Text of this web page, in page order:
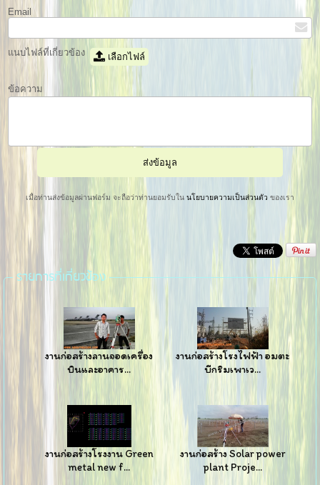
Email
แนบไฟล์ที่เกี่ยวข้อง เลือกไฟล์
ข้อความ
เมื่อท่านส่งข้อมูลผ่านฟอร์ม จะถือว่าท่านยอมรับในนโยบายความเป็นส่วนตัว ของเรา
รายการที่เกี่ยวข้อง
งานก่อสร้างลานจอดเครื่อง
บินและอาคาร...
งานก่อสร้างโรงไฟฟ้า อมตะ
บีกริมเพาเว...
งานก่อสร้างโรงงาน Green
metal new f...
งานก่อสร้าง Solar power
plant Proje...